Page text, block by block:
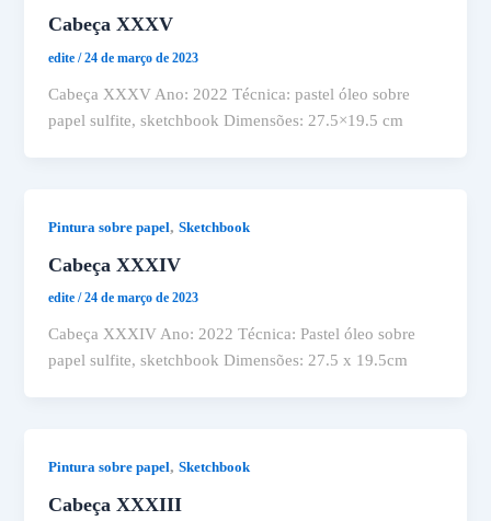
Cabeça XXXV
edite/24 de março de 2023
Cabeça XXXV Ano: 2022 Técnica: pastel óleo sobre
papel sulfite, sketchbook Dimensões: 27.5×19.5 cm
Pintura sobre papel,Sketchbook
Cabeça XXXIV
edite/24 de março de 2023
Cabeça XXXIV Ano: 2022 Técnica: Pastel óleo sobre
papel sulfite, sketchbook Dimensões: 27.5 x 19.5cm
Pintura sobre papel,Sketchbook
Cabeça XXXIII